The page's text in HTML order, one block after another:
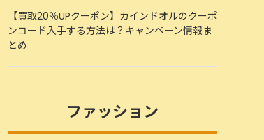
【買取20％UPクーポン】カインドオルのクーポ
ンコード入手する方法は？キャンペーン情報ま
とめ
ファッション